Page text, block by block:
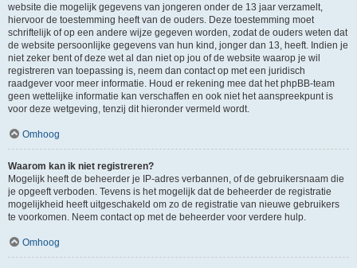
website die mogelijk gegevens van jongeren onder de 13 jaar verzamelt,
hiervoor de toestemming heeft van de ouders. Deze toestemming moet
schriftelijk of op een andere wijze gegeven worden, zodat de ouders weten dat
de website persoonlijke gegevens van hun kind, jonger dan 13, heeft. Indien je
niet zeker bent of deze wet al dan niet op jou of de website waarop je wil
registreren van toepassing is, neem dan contact op met een juridisch
raadgever voor meer informatie. Houd er rekening mee dat het phpBB-team
geen wettelijke informatie kan verschaffen en ook niet het aanspreekpunt is
voor deze wetgeving, tenzij dit hieronder vermeld wordt.
Omhoog
Waarom kan ik niet registreren?
Mogelijk heeft de beheerder je IP-adres verbannen, of de gebruikersnaam die
je opgeeft verboden. Tevens is het mogelijk dat de beheerder de registratie
mogelijkheid heeft uitgeschakeld om zo de registratie van nieuwe gebruikers
te voorkomen. Neem contact op met de beheerder voor verdere hulp.
Omhoog